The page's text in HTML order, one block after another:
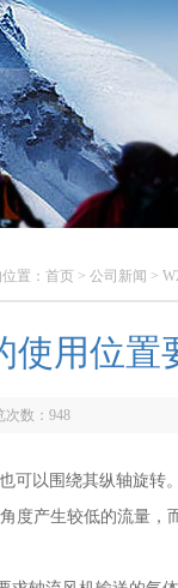
置： 首页 > 公司新闻 >
使用位置
数： 948
可以围绕其纵轴旋转
产生较低的流量，